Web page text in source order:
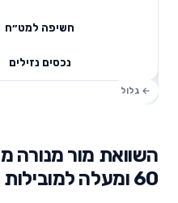
חשיפה למט״ח
נכסים נזילים
השוואת מור מנורה
60 ומעלה למובילות בקטגוריה